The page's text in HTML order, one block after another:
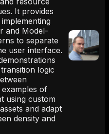
It provides
and Model-
to separate
user interface.
logic
of
using custom
and adapt
density and